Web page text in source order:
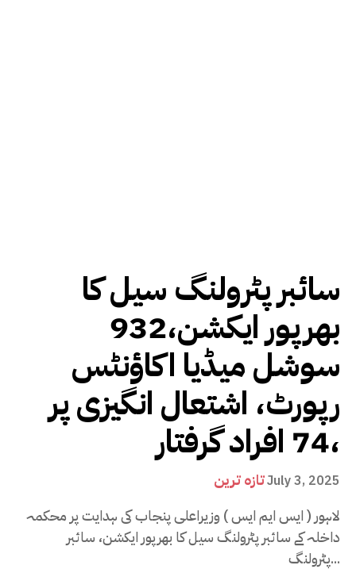
سائبر پٹرولنگ سیل کا
بھرپور ایکشن،932
سوشل میڈیا اکاؤنٹس
رپورٹ، اشتعال انگیزی پر
74 افراد گرفتار،
تازہ ترینJuly 3, 2025
لاہور ( ایس ایم ایس ) وزیراعلی پنجاب کی ہدایت پر محکمہ
داخلہ کے سائبر پٹرولنگ سیل کا بھرپور ایکشن، سائبر
پٹرولنگ...